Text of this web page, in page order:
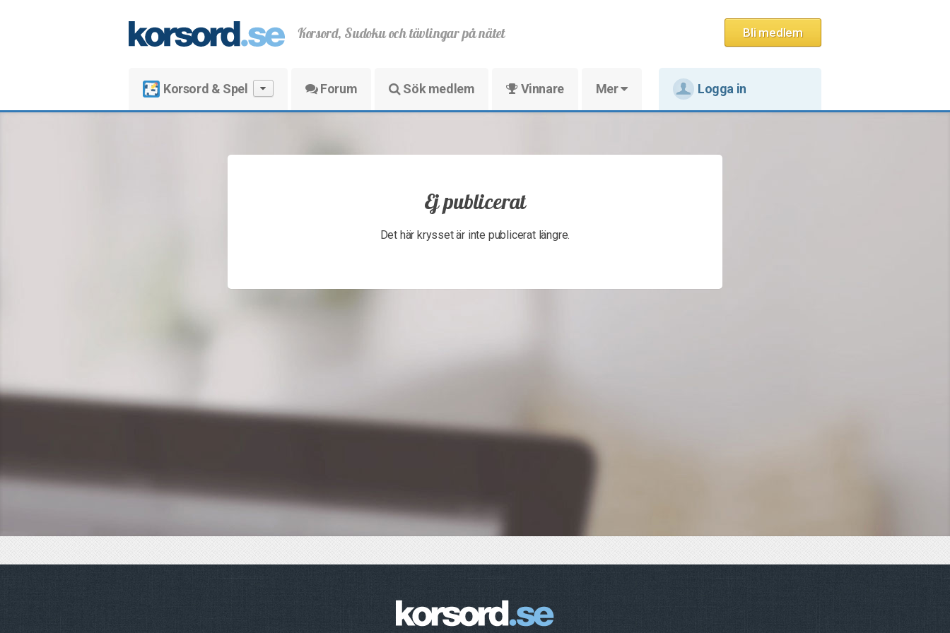
Bli medlem
Korsord, Sudoku och tävlingar på nätet
Korsord & Spel Forum Sök medlem Vinnare Mer Logga in
Ej publicerat
Det här krysset är inte publicerat längre.